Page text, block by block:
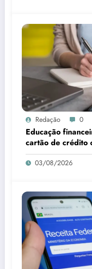
Redação 0
Educação
cartão de crédito
03/08/2026